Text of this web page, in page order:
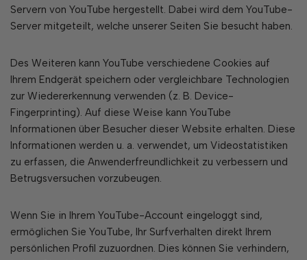
Servern von YouTube hergestellt. Dabei wird dem YouTube-
Server mitgeteilt, welche unserer Seiten Sie besucht haben.
Des Weiteren kann YouTube verschiedene Cookies auf
Ihrem Endgerät speichern oder vergleichbare Technologien
zur Wiedererkennung verwenden (z. B. Device-
Fingerprinting). Auf diese Weise kann YouTube
Informationen über Besucher dieser Website erhalten. Diese
Informationen werden u. a. verwendet, um Videostatistiken
zu erfassen, die Anwenderfreundlichkeit zu verbessern und
Betrugsversuchen vorzubeugen.
Wenn Sie in Ihrem YouTube-Account eingeloggt sind,
ermöglichen Sie YouTube, Ihr Surfverhalten direkt Ihrem
persönlichen Profil zuzuordnen. Dies können Sie verhindern,